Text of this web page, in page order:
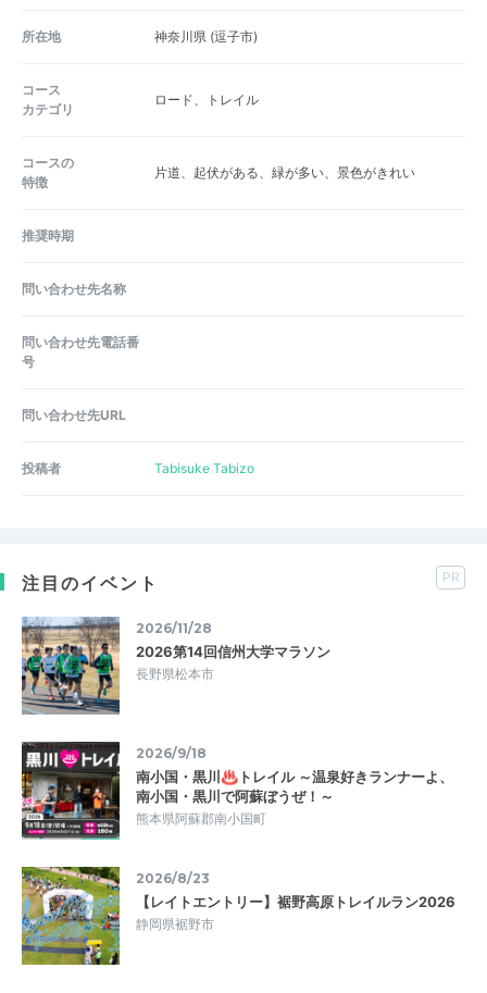
所在地 神奈川県 (逗子市)
コース
カテゴリ
ロード、トレイル
コースの
特徴
片道、起伏がある、緑が多い、景色がきれい
推奨時期
問い合わせ先名称
問い合わせ先電話番
号
問い合わせ先URL
投稿者 Tabisuke Tabizo
注目のイベント PR
2026/11/28
2026第14回信州大学マラソン
長野県松本市
2026/9/18
南小国・黒川♨トレイル ～温泉好きランナーよ、
南小国・黒川で阿蘇ぼうぜ！～
熊本県阿蘇郡南小国町
2026/8/23
【レイトエントリー】裾野高原トレイルラン2026
静岡県裾野市